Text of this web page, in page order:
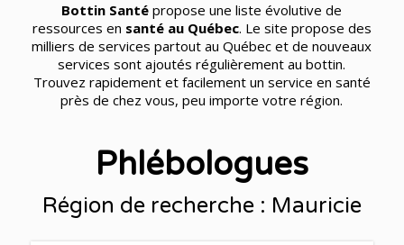
Bottin Santé propose une liste évolutive de
ressources en santé au Québec. Le site propose des
milliers de services partout au Québec et de nouveaux
services sont ajoutés régulièrement au bottin.
Trouvez rapidement et facilement un service en santé
près de chez vous, peu importe votre région.
Phlébologues
Région de recherche : Mauricie